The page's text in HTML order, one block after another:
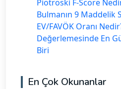
Piotroski F-Score
Bulmanın 9 Maddelik
EV/FAVÖK Oranı
Değerlemesinde En
Biri
En Çok Okunanlar